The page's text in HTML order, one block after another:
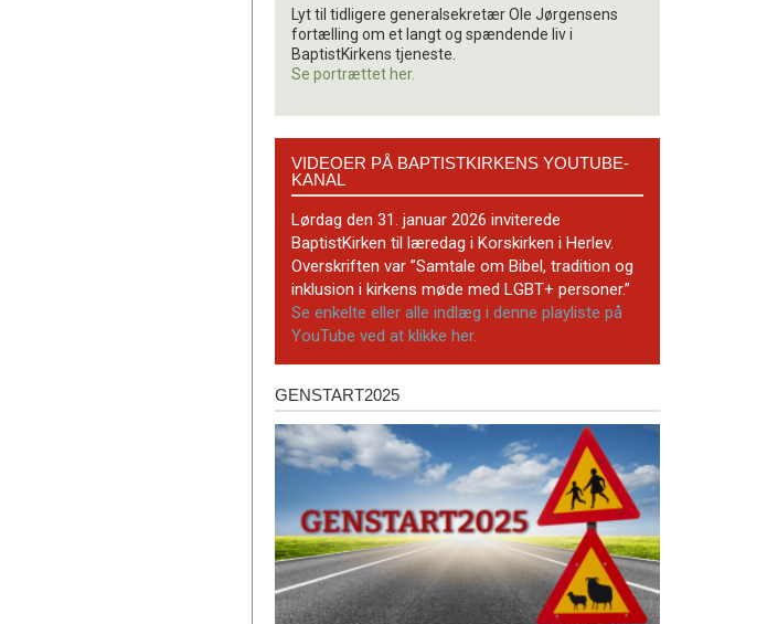
Lyt til tidligere generalsekretær Ole Jørgensens
fortælling om et langt og spændende liv i
BaptistKirkens tjeneste.
Se portrættet her.
BaptistKirkens
YouTube-
kanal
VIDEOER PÅ BAPTISTKIRKENS YOUTUBE-
KANAL
Lørdag den 31. januar 2026 inviterede
BaptistKirken til læredag i Korskirken i Herlev.
Overskriften var ”Samtale om Bibel, tradition og
inklusion i kirkens møde med LGBT+ personer.”
Se enkelte eller alle indlæg i denne playliste på
YouTube ved at klikke her.
Genstart2025
GENSTART2025